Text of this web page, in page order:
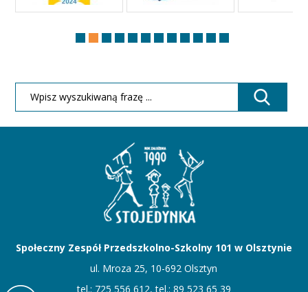
Społeczny Zespół Przedszkolno-Szkolny 101 w Olsztynie
ul. Mroza 25, 10-692 Olsztyn
tel.: 725 556 612, tel.: 89 523 65 39